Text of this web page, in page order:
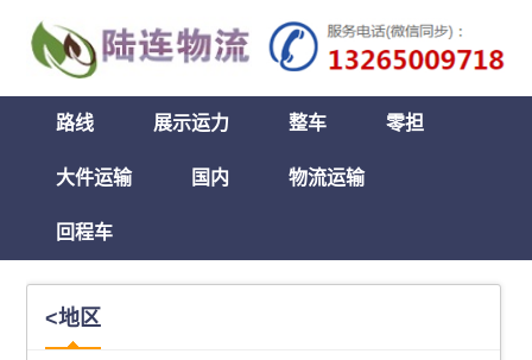
路线 展示运力 整车 零担
大件运输 国内 物流运输
回程车
<地区